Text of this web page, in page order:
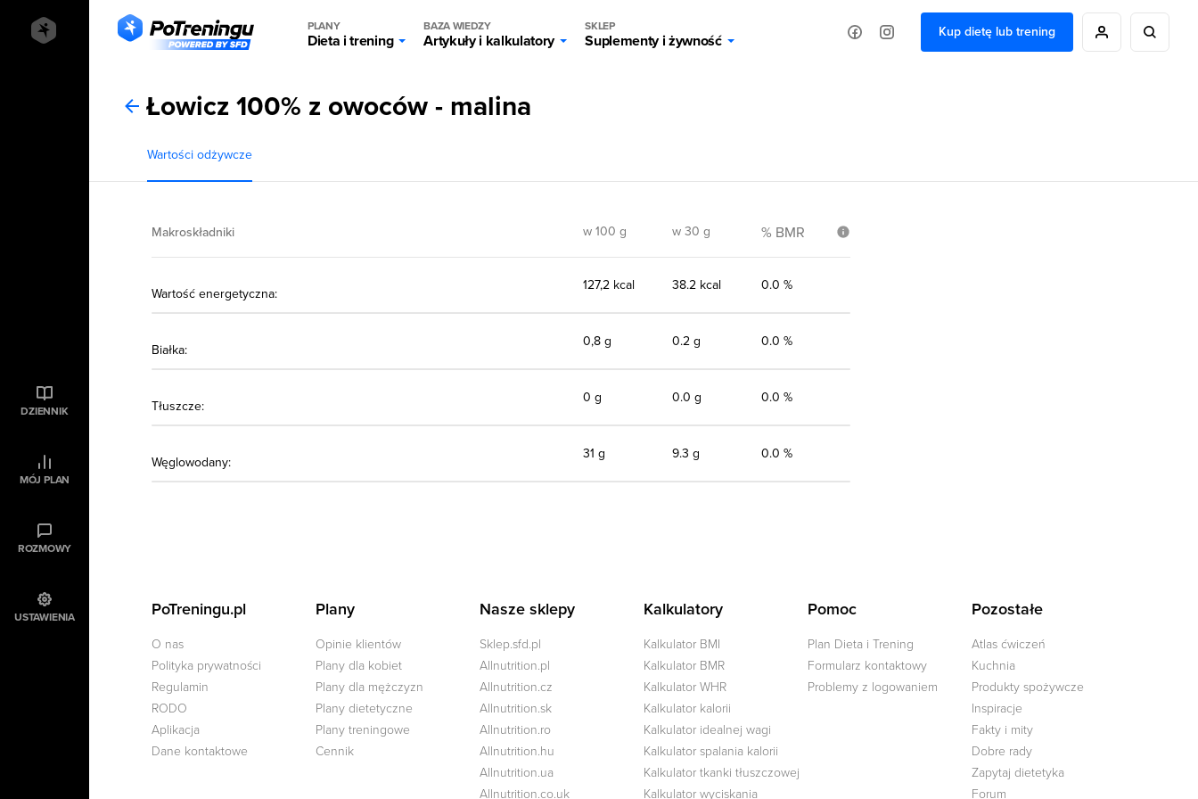
PLANY
Dieta i trening
BAZA WIEDZY
Artykuły i kalkulatory
SKLEP
Suplementy i żywność
Kup dietę lub trening
DZIENNIK
MÓJ PLAN
ROZMOWY
USTAWIENIA
Łowicz 100% z owoców - malina
Wartości odżywcze
Makroskładniki w 100 g w 30 g % BMR
Wartość energetyczna:
127,2 kcal 38.2 kcal 0.0 %
Białka:
0,8 g 0.2 g 0.0 %
Tłuszcze:
0 g 0.0 g 0.0 %
Węglowodany:
31 g 9.3 g 0.0 %
PoTreningu.pl
O nas
Polityka prywatności
Regulamin
RODO
Aplikacja
Dane kontaktowe
Plany
Opinie klientów
Plany dla kobiet
Plany dla mężczyzn
Plany dietetyczne
Plany treningowe
Cennik
Nasze sklepy
Sklep.sfd.pl
Allnutrition.pl
Allnutrition.cz
Allnutrition.sk
Allnutrition.ro
Allnutrition.hu
Allnutrition.ua
Allnutrition.co.uk
Kalkulatory
Kalkulator BMI
Kalkulator BMR
Kalkulator WHR
Kalkulator kalorii
Kalkulator idealnej wagi
Kalkulator spalania kalorii
Kalkulator tkanki tłuszczowej
Kalkulator wyciskania
Pomoc
Plan Dieta i Trening
Formularz kontaktowy
Problemy z logowaniem
Pozostałe
Atlas ćwiczeń
Kuchnia
Produkty spożywcze
Inspiracje
Fakty i mity
Dobre rady
Zapytaj dietetyka
Forum